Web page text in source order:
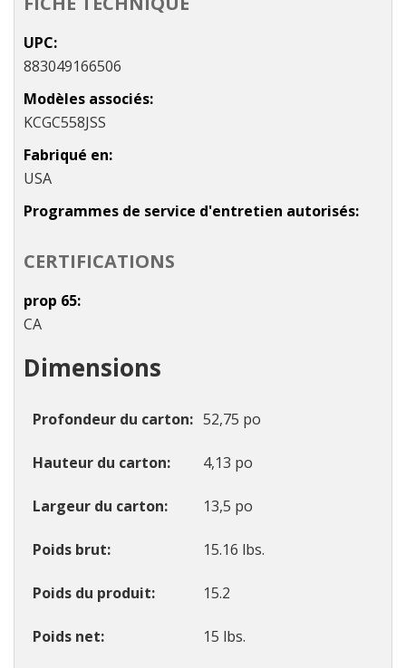
UPC
883049166506
Modèles associés
KCGC558JSS
Fabriqué en
USA
Programmes de service d'entretien autorisés
CERTIFICATIONS
prop 65
CA
Dimensions
Profondeur du carton 52,75 po
Hauteur du carton 4,13 po
Largeur du carton 13,5 po
Poids brut 15.16 lbs.
Poids du produit 15.2
Poids net 15 lbs.